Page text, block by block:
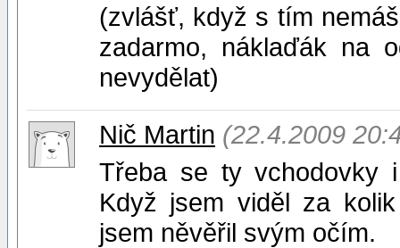
(zvlášť, když s tím
zadarmo, náklaďák na
nevydělat)
Nič Martin (22.4.2009
Třeba se ty vchodovky
Když jsem viděl za
jsem něvěřil svým očím.